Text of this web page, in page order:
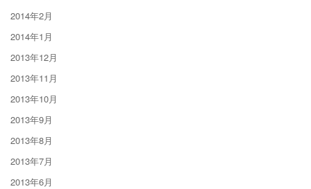
2014年2月
2014年1月
2013年12月
2013年11月
2013年10月
2013年9月
2013年8月
2013年7月
2013年6月